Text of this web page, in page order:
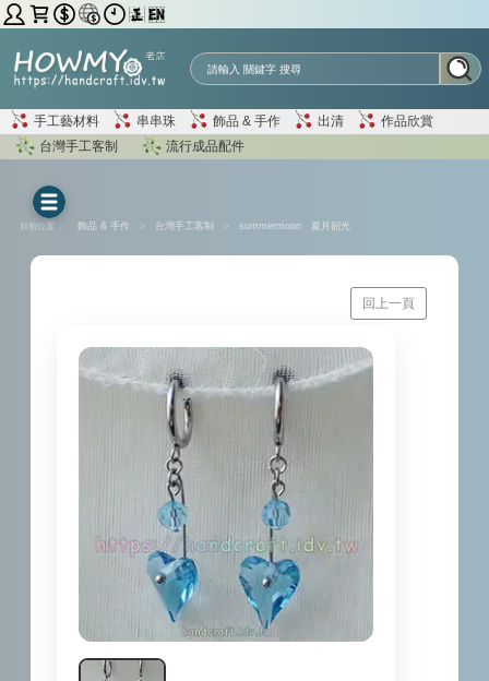
手工藝材料 串串珠 飾品 & 手作 出清
作品欣賞
台灣手工客制
流行成品配件
目前位置 ： 飾品 & 手作 > 台灣手工客制 > summermoon 夏月韶光
回上一頁